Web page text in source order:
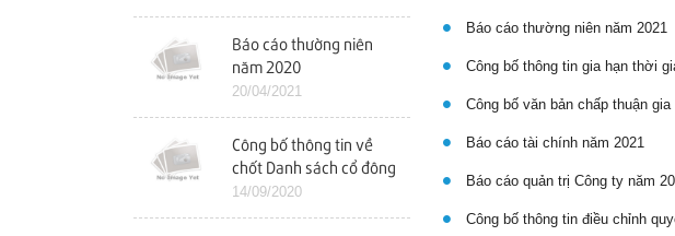
Báo cáo thường niên
năm 2020
20/04/2021
Công bố thông tin về
chốt Danh sách cổ đông
để tổ chức ĐHCĐ bất
thường
14/09/2020
Báo cáo thường niên năm 2021
Công bố thông tin gia hạn thời
Công bố văn bản chấp thuận
Báo cáo tài chính năm 2021
Báo cáo quản trị Công ty năm
Công bố thông tin điều chỉnh